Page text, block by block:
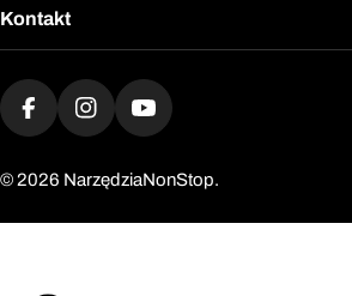
Kontakt
Metody
płatności
FacebookInstagramYouTube
© 2026 NarzędziaNonStop.